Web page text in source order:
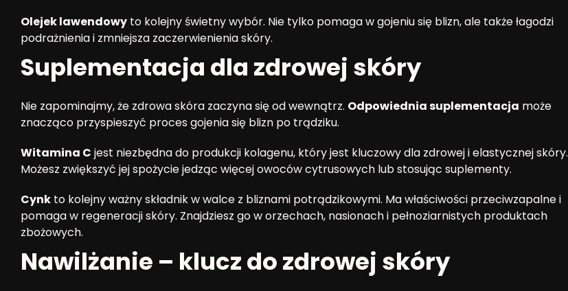
Olejek lawendowy to kolejny świetny wybór. Nie tylko pomaga w gojeniu się blizn, ale także łagodzi
podrażnienia i zmniejsza zaczerwienienia skóry.
Suplementacja dla zdrowej skóry
Nie zapominajmy, że zdrowa skóra zaczyna się od wewnątrz. Odpowiednia suplementacja może
znacząco przyspieszyć proces gojenia się blizn po trądziku.
Witamina C jest niezbędna do produkcji kolagenu, który jest kluczowy dla zdrowej i elastycznej skóry.
Możesz zwiększyć jej spożycie jedząc więcej owoców cytrusowych lub stosując suplementy.
Cynk to kolejny ważny składnik w walce z bliznami potrądzikowymi. Ma właściwości przeciwzapalne i
pomaga w regeneracji skóry. Znajdziesz go w orzechach, nasionach i pełnoziarnistych produktach
zbożowych.
Nawilżanie – klucz do zdrowej skóry